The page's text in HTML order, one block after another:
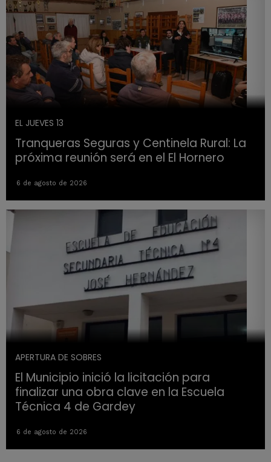
EL JUEVES 13
Tranqueras Seguras y Centinela Rural: La
próxima reunión será en el El Hornero
6 de agosto de 2026
APERTURA DE SOBRES
El Municipio inició la licitación para
finalizar una obra clave en la Escuela
Técnica 4 de Gardey
6 de agosto de 2026